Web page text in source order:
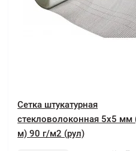
Сетка штукатурная
стекловолоконная 5x5 мм
м) 90 г/м2 (рул)